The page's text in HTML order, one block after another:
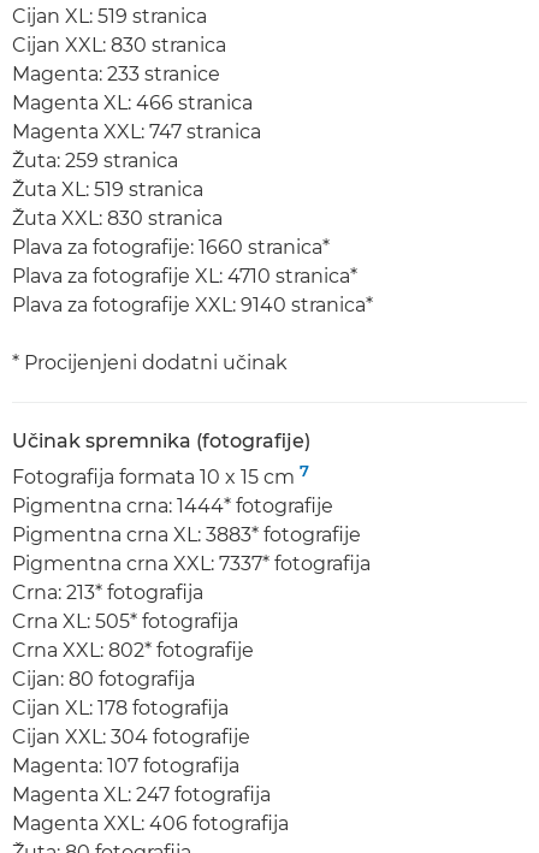
Cijan XL: 519 stranica
Cijan XXL: 830 stranica
Magenta: 233 stranice
Magenta XL: 466 stranica
Magenta XXL: 747 stranica
Žuta: 259 stranica
Žuta XL: 519 stranica
Žuta XXL: 830 stranica
Plava za fotografije: 1660 stranica*
Plava za fotografije XL: 4710 stranica*
Plava za fotografije XXL: 9140 stranica*
* Procijenjeni dodatni učinak
Učinak spremnika (fotografije)
Fotografija formata 10 x 15 cm 7
Pigmentna crna: 1444* fotografije
Pigmentna crna XL: 3883* fotografije
Pigmentna crna XXL: 7337* fotografija
Crna: 213* fotografija
Crna XL: 505* fotografija
Crna XXL: 802* fotografije
Cijan: 80 fotografija
Cijan XL: 178 fotografija
Cijan XXL: 304 fotografije
Magenta: 107 fotografija
Magenta XL: 247 fotografija
Magenta XXL: 406 fotografija